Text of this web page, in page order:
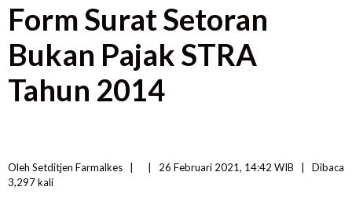
Form Surat Setoran
Bukan Pajak STRA
Tahun 2014
Oleh Setditjen Farmalkes 26 Februari 2021, 14:42 WIB
Dibaca
3,297 kali